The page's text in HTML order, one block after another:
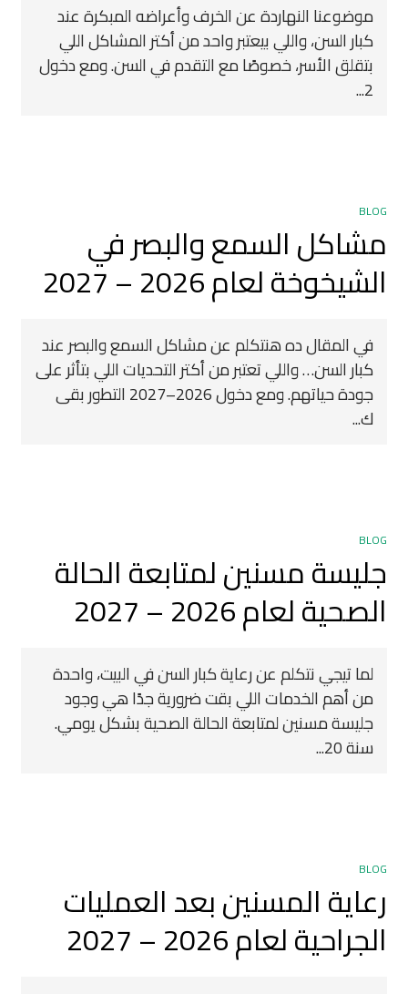
موضوعنا النهاردة عن الخرف وأعراضه المبكرة عند
كبار السن، واللي بيعتبر واحد من أكتر المشاكل اللي
بتقلق الأسر، خصوصًا مع التقدم في السن. ومع دخول
2...
BLOG
مشاكل السمع والبصر في
الشيخوخة لعام 2026 – 2027 ️
في المقال ده هنتكلم عن مشاكل السمع والبصر عند
كبار السن… واللي تعتبر من أكتر التحديات اللي بتأثر على
جودة حياتهم. ومع دخول 2026–2027 التطور بقى
ك...
BLOG
جليسة مسنين لمتابعة الحالة
الصحية لعام 2026 – 2027
لما تيجي نتكلم عن رعاية كبار السن في البيت، واحدة
من أهم الخدمات اللي بقت ضرورية جدًا هي وجود
جليسة مسنين لمتابعة الحالة الصحية بشكل يومي.
سنة 20...
BLOG
رعاية المسنين بعد العمليات
الجراحية لعام 2026 – 2027